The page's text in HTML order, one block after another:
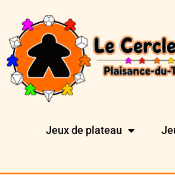
Jeux de plateau